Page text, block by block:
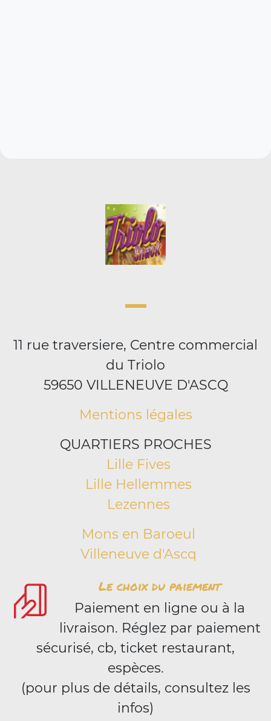
11 rue traversiere, Centre commercial
du Triolo
59650 VILLENEUVE D'ASCQ
Mentions légales
QUARTIERS PROCHES
Lille Fives
Lille Hellemmes
Lezennes
Mons en Baroeul
Villeneuve d'Ascq
Le choix du paiement
Paiement en ligne ou à la
livraison. Réglez par paiement
sécurisé, cb, ticket restaurant,
espèces.
(pour plus de détails, consultez les
infos)